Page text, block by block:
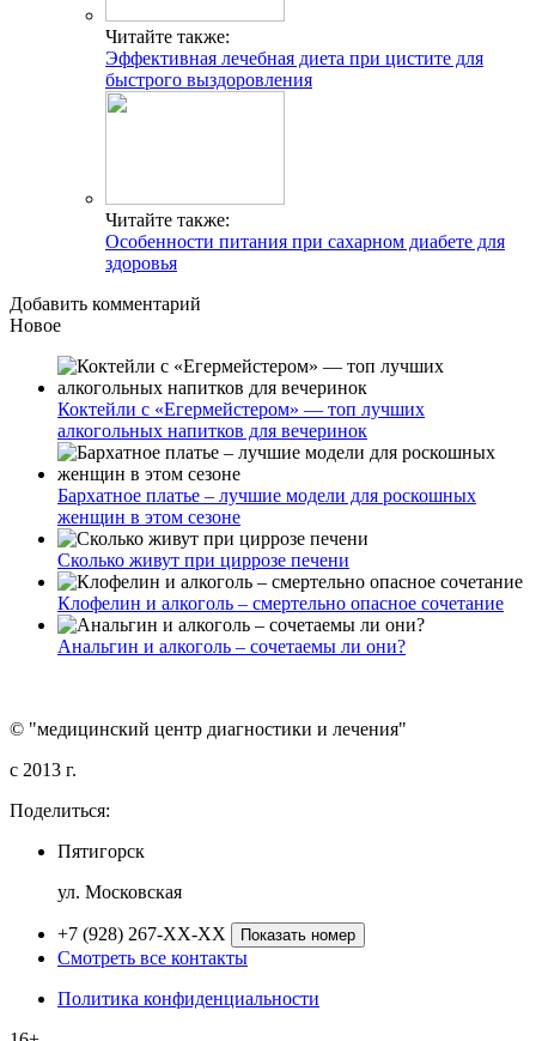
Читайте также:
Эффективная лечебная диета при цистите для
быстрого выздоровления
Читайте также:
Особенности питания при сахарном диабете для
здоровья
Добавить комментарий
Новое
Коктейли с «Егермейстером» — топ лучших
алкогольных напитков для вечеринок
Бархатное платье – лучшие модели для роскошных
женщин в этом сезоне
Сколько живут при циррозе печени
Клофелин и алкоголь – смертельно опасное сочетание
Анальгин и алкоголь – сочетаемы ли они?
© "медицинский центр диагностики и лечения"
c 2013 г.
Поделиться:
Пятигорск
ул. Московская
+7 (928) 267-XX-XX Показать номер
Смотреть все контакты
Политика конфиденциальности